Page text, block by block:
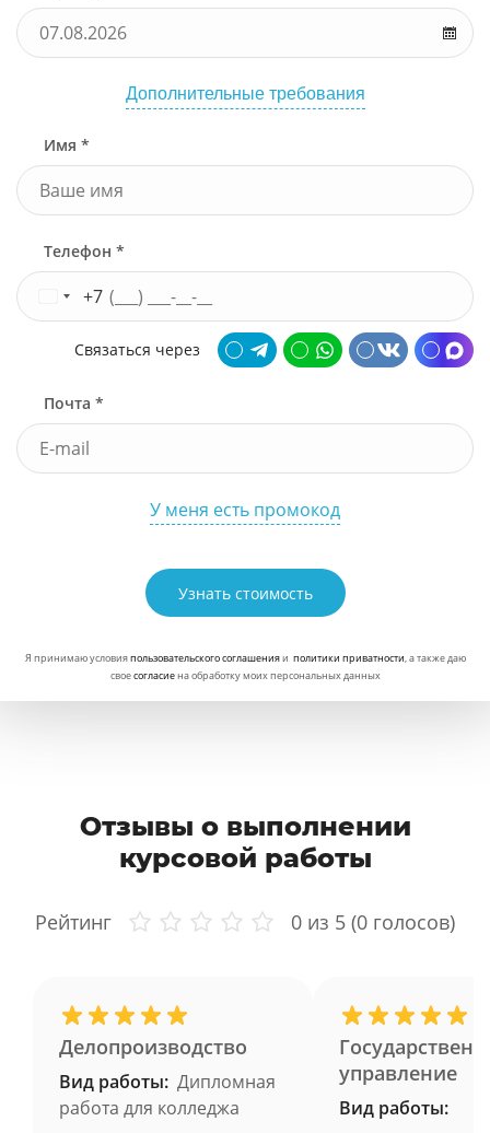
Дополнительные требования
Имя *
Телефон *
+7
Связаться через
Почта *
У меня есть промокод
Узнать стоимость
Я принимаю условияпользовательского соглашенияи политики приватности, а также даю
своесогласиена обработку моих персональных данных
Отзывы о выполнении
курсовой работы
Рейтинг 0 из 5 (0 голосов)
Делопроизводство
Вид работы: Дипломная
работа для колледжа
управление
Вид работы: